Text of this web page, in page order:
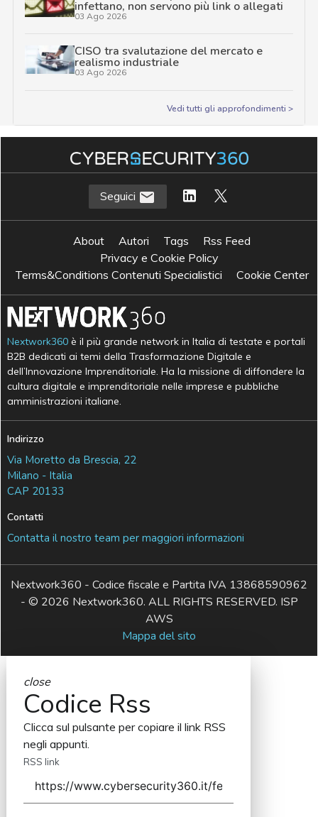
infettano, non servono più link o allegati
03 Ago 2026
CISO tra svalutazione del mercato e
realismo industriale
03 Ago 2026
Vedi tutti gli approfondimenti >
Seguici
About Autori Tags
Rss Feed
Privacy e Cookie Policy
Terms&Conditions Contenuti Specialistici
Cookie Center
Nextwork360 è il più grande network in Italia di testate e portali
B2B dedicati ai temi della Trasformazione Digitale e
dell’Innovazione Imprenditoriale. Ha la missione di diffondere la
cultura digitale e imprenditoriale nelle imprese e pubbliche
amministrazioni italiane.
Indirizzo
Via Moretto da Brescia, 22
Milano - Italia
CAP 20133
Contatti
Contatta il nostro team per maggiori informazioni
Nextwork360 - Codice fiscale e Partita IVA 13868590962
- © 2026 Nextwork360. ALL RIGHTS RESERVED. ISP
AWS
Mappa del sito
close
Codice Rss
Clicca sul pulsante per copiare il link RSS
negli appunti.
RSS link